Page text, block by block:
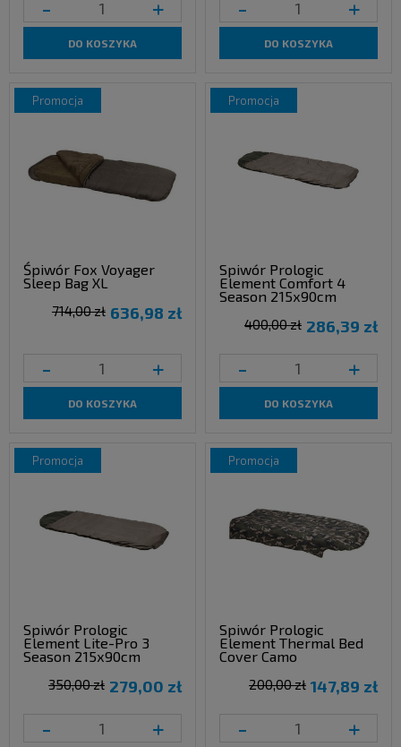
- +
DO KOSZYKA
- +
DO KOSZYKA
Śpiwór Fox Voyager
Sleep Bag XL
636,98 zł
714,00 zł
- +
DO KOSZYKA
promocja
Spiwór Prologic
Element Comfort 4
Season 215x90cm
286,39 zł
400,00 zł
- +
DO KOSZYKA
promocja
Spiwór Prologic
Element Lite-Pro 3
Season 215x90cm
279,00 zł
350,00 zł
- +
promocja
Spiwór Prologic
Element Thermal Bed
Cover Camo
147,89 zł
200,00 zł
- +
promocja